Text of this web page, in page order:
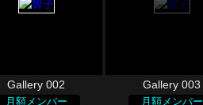
Gallery 002
月額メンバー
Gallery 003
月額メンバー